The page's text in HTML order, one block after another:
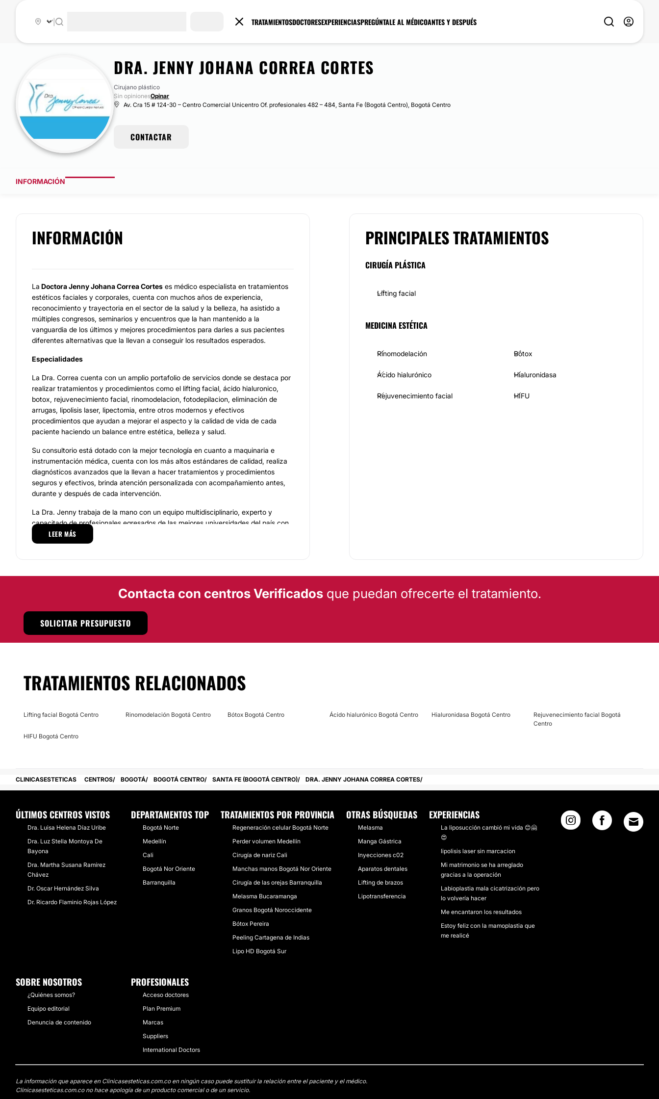
TRATAMIENTOSDOCTORESEXPERIENCIASPREGÚNTALE AL MÉDICOANTES Y DESPUÉS
DRA. JENNY JOHANA CORREA CORTES
Cirujano plástico
Sin opinionesOpinar
Av. Cra 15 # 124-30 – Centro Comercial Unicentro Of. profesionales 482 – 484, Santa Fe (Bogotá Centro), Bogotá Centro
CONTACTAR
INFORMACIÓN
INFORMACIÓN
La Doctora Jenny Johana Correa Cortes es médico especialista en tratamientos
estéticos faciales y corporales, cuenta con muchos años de experiencia,
reconocimiento y trayectoria en el sector de la salud y la belleza, ha asistido a
múltiples congresos, seminarios y encuentros que la han mantenido a la
vanguardia de los últimos y mejores procedimientos para darles a sus pacientes
diferentes alternativas que la llevan a conseguir los resultados esperados.
Especialidades
La Dra. Correa cuenta con un amplio portafolio de servicios donde se destaca por
realizar tratamientos y procedimientos como el lifting facial, ácido hialuronico,
botox, rejuvenecimiento facial, rinomodelacion, fotodepilacion, eliminación de
arrugas, lipolisis laser, lipectomia, entre otros modernos y efectivos
procedimientos que ayudan a mejorar el aspecto y la calidad de vida de cada
paciente haciendo un balance entre estética, belleza y salud.
Su consultorio está dotado con la mejor tecnología en cuanto a maquinaria e
instrumentación médica, cuenta con los más altos estándares de calidad, realiza
diagnósticos avanzados que la llevan a hacer tratamientos y procedimientos
seguros y efectivos, brinda atención personalizada con acompañamiento antes,
durante y después de cada intervención.
La Dra. Jenny trabaja de la mano con un equipo multidisciplinario, experto y
capacitado de profesionales egresados de las mejores universidades del país con
quienes realiza todos los procedimientos y el seguimiento respectivo para darles a
sus pacientes la mejor calidad no solo en servicios sino también en atención y
Localización
La Doctora Jenny Johana Correa Cortes y su equipo de profesionales prestan sus
servicios en laciudad de Bogotádonde cuentan con amplios y modernos
Posibilidad de videoconsulta:
Financiación o facilidades de pago:
No
LEER MÁS
PRINCIPALES TRATAMIENTOS
CIRUGÍA PLÁSTICA
Lifting facial
MEDICINA ESTÉTICA
Rinomodelación Bótox
Ácido hialurónico Hialuronidasa
Rejuvenecimiento facial HIFU
Contacta con centros Verificadosque puedan ofrecerte el tratamiento.
SOLICITAR PRESUPUESTO
TRATAMIENTOS RELACIONADOS
Lifting facial Bogotá Centro Rinomodelación Bogotá Centro Bótox Bogotá Centro Ácido hialurónico Bogotá Centro Hialuronidasa Bogotá Centro
Rejuvenecimiento facial Bogotá
Centro
HIFU Bogotá Centro
CLINICASESTETICAS CENTROS BOGOTÁ BOGOTÁ CENTRO SANTA FE (BOGOTÁ CENTRO) DRA. JENNY JOHANA CORREA CORTES
ÚLTIMOS CENTROS VISTOS
Dra. Luisa Helena Díaz Uribe
Dra. Luz Stella Montoya De
Bayona
Dra. Martha Susana Ramírez
Chávez
Dr. Oscar Hernández Silva
Dr. Ricardo Flaminio Rojas López
DEPARTAMENTOS TOP
Bogotá Norte
Medellín
Cali
Bogotá Nor Oriente
Barranquilla
TRATAMIENTOS POR PROVINCIA
Regeneración celular Bogotá Norte
Perder volumen Medellín
Cirugía de nariz Cali
Manchas manos Bogotá Nor Oriente
Cirugía de las orejas Barranquilla
Melasma Bucaramanga
Granos Bogotá Noroccidente
Bótox Pereira
Peeling Cartagena de Indias
Lipo HD Bogotá Sur
OTRAS BÚSQUEDAS
Melasma
Manga Gástrica
Inyecciones c02
Aparatos dentales
Lifting de brazos
Lipotransferencia
EXPERIENCIAS
La liposucción cambió mi vida 😊🤗
😍
lipolisis laser sin marcacion
Mi matrimonio se ha arreglado
gracias a la operación
Labioplastia mala cicatrización pero
lo volvería hacer
Me encantaron los resultados
Estoy feliz con la mamoplastia que
me realicé
SOBRE NOSOTROS
¿Quiénes somos?
Equipo editorial
Denuncia de contenido
PROFESIONALES
Acceso doctores
Plan Premium
Marcas
Suppliers
International Doctors
La información que aparece en Clinicasesteticas.com.co en ningún caso puede sustituir la relación entre el paciente y el médico.
Clinicasesteticas.com.co no hace apología de un producto comercial o de un servicio.